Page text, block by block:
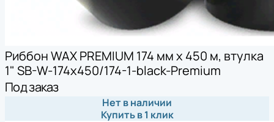
Риббон WAX PREMIUM 174 мм х 450 м, втулка
1" SB-W-174x450/174-1-black-Premium
Под заказ
Нет в наличии
Купить в 1 клик